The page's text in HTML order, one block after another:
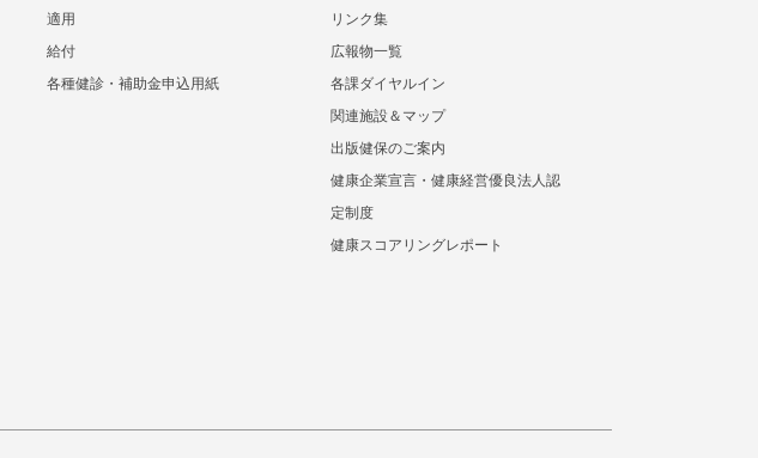
適用
給付
各種健診・補助金申込用紙
リンク集
広報物一覧
各課ダイヤルイン
関連施設＆マップ
出版健保のご案内
健康企業宣言・健康経営優良法人認
定制度
健康スコアリングレポート